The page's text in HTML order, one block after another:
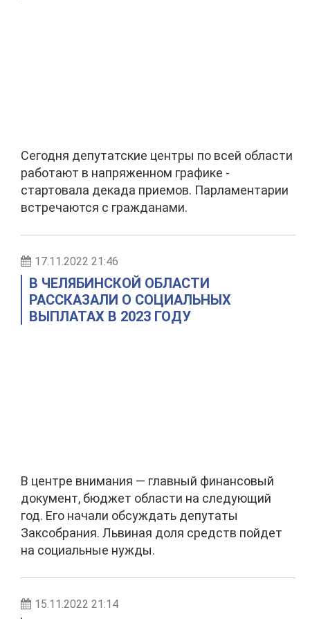
Сегодня депутатские центры по всей области
работают в напряженном графике -
стартовала декада приемов. Парламентарии
встречаются с гражданами.
17.11.2022 21:46
В ЧЕЛЯБИНСКОЙ ОБЛАСТИ
РАССКАЗАЛИ О СОЦИАЛЬНЫХ
ВЫПЛАТАХ В 2023 ГОДУ
В центре внимания — главный финансовый
документ, бюджет области на следующий
год. Его начали обсуждать депутаты
Заксобрания. Львиная доля средств пойдет
на социальные нужды.
15.11.2022 21:14